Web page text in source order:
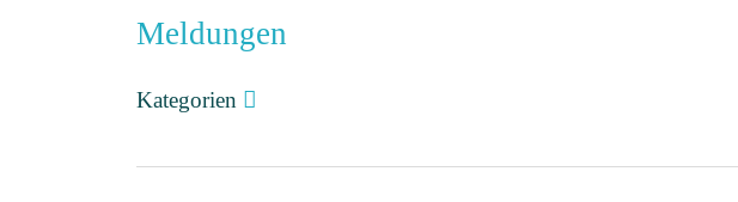
Meldungen
Kategorien